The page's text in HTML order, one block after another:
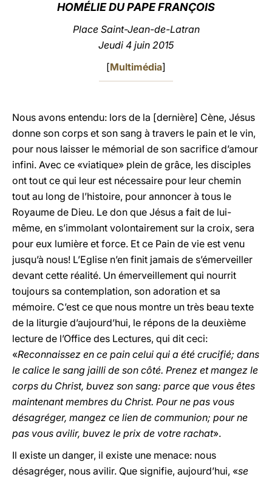
HOMÉLIE DU PAPE FRANÇOIS
Place Saint-Jean-de-Latran
Jeudi 4 juin 2015
[Multimédia]
Nous avons entendu: lors de la [dernière] Cène, Jésus
donne son corps et son sang à travers le pain et le vin,
pour nous laisser le mémorial de son sacrifice d’amour
infini. Avec ce «viatique» plein de grâce, les disciples
ont tout ce qui leur est nécessaire pour leur chemin
tout au long de l’histoire, pour annoncer à tous le
Royaume de Dieu. Le don que Jésus a fait de lui-
même, en s’immolant volontairement sur la croix, sera
pour eux lumière et force. Et ce Pain de vie est venu
jusqu’à nous! L’Eglise n’en finit jamais de s’émerveiller
devant cette réalité. Un émerveillement qui nourrit
toujours sa contemplation, son adoration et sa
mémoire. C’est ce que nous montre un très beau texte
de la liturgie d’aujourd’hui, le répons de la deuxième
lecture de l’Office des Lectures, qui dit ceci:
«Reconnaissez en ce pain celui qui a été crucifié; dans
le calice le sang jailli de son côté. Prenez et mangez le
corps du Christ, buvez son sang: parce que vous êtes
maintenant membres du Christ. Pour ne pas vous
désagréger, mangez ce lien de communion; pour ne
pas vous avilir, buvez le prix de votre rachat».
Il existe un danger, il existe une menace: nous
désagréger, nous avilir. Que signifie, aujourd’hui, «se